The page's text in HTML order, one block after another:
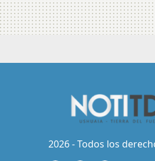
2026 - Todos los